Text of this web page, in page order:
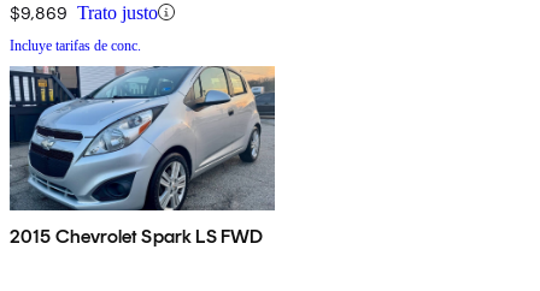
$9,869 Trato justo
Incluye tarifas de conc.
2015 Chevrolet Spark LS FWD